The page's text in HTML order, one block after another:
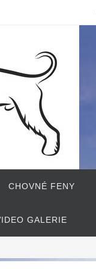
CHOVNÉ FENY
GALERIE